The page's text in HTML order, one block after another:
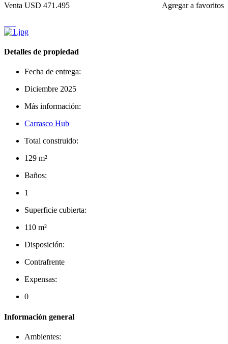
Agregar a favoritos
Venta USD 471.495
Detalles de propiedad
Fecha de entrega:
Diciembre 2025
Más información:
Carrasco Hub
Total construido:
129 m²
Baños:
1
Superficie cubierta:
110 m²
Disposición:
Contrafrente
Expensas:
0
Información general
Ambientes: